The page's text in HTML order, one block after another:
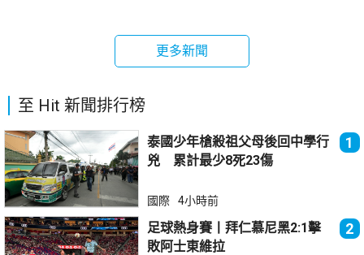
更多新聞
至 Hit 新聞排行榜
泰國少年槍殺祖父母後回中學行
兇 累計最少8死23傷
1
國際 4小時前
足球熱身賽丨拜仁慕尼黑2:1擊
敗阿士東維拉
2